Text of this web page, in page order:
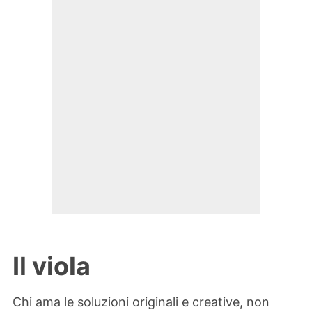
Il viola
Chi ama le soluzioni originali e creative, non